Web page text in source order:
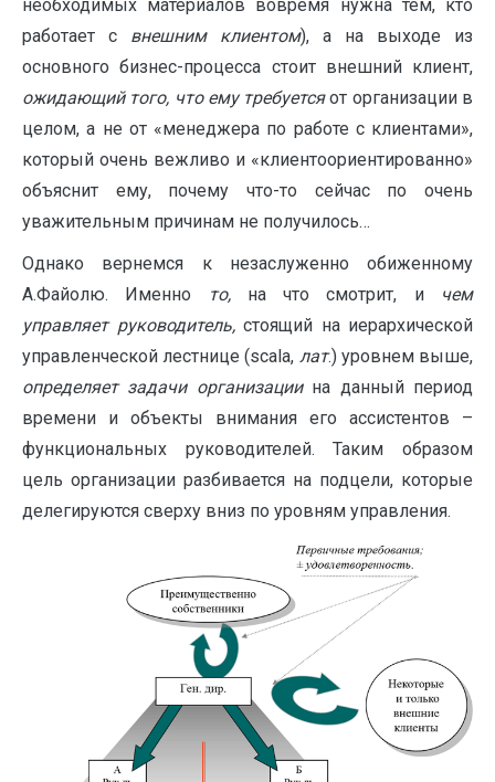
необходимых материалов вовремя нужна тем, кто
работает с внешним клиентом), а на выходе из
основного бизнес-процесса стоит внешний клиент,
ожидающий того, что ему требуетсяот организации в
целом, а не от «менеджера по работе с клиентами»,
который очень вежливо и «клиентоориентированно»
объяснит ему, почему что-то сейчас по очень
уважительным причинам не получилось…
Однако вернемся к незаслуженно обиженному
А.Файолю. Именно
то, на что смотрит, и
чем
управляет руководитель,стоящий на иерархической
управленческой лестнице (scala, лат.) уровнем выше,
определяет задачи организациина данный период
времени и объекты внимания его ассистентов –
функциональных руководителей. Таким образом
цель организации разбивается на подцели, которые
делегируются сверху вниз по уровням управления.